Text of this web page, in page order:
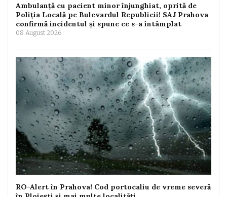
Ambulanță cu pacient minor înjunghiat, oprită de
Poliția Locală pe Bulevardul Republicii! SAJ Prahova
confirmă incidentul și spune ce s-a întâmplat
08 August 2026
RO-Alert în Prahova! Cod portocaliu de vreme severă